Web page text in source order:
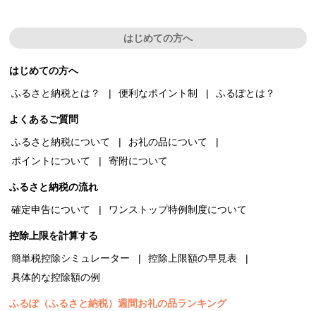
はじめての方へ
はじめての方へ
ふるさと納税とは？
便利なポイント制 ふるぽとは？
よくあるご質問
ふるさと納税について
お礼の品について
ポイントについて
寄附について
ふるさと納税の流れ
確定申告について
ワンストップ特例制度について
控除上限を計算する
簡単税控除シミュレーター
控除上限額の早見表
具体的な控除額の例
ふるぽ（ふるさと納税）週間お礼の品ランキング